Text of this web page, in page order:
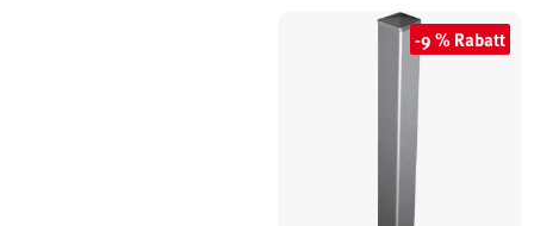
-9 % Rabatt